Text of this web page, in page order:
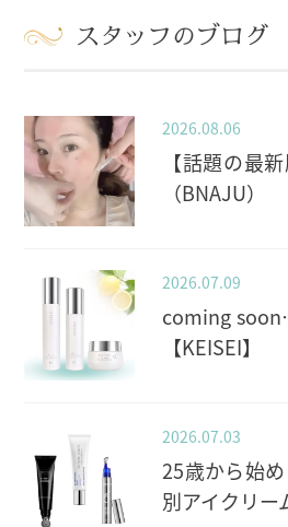
スタッフのブログ
2026.08.06
【話題の最
（BNAJU）
2026.07.09
coming
【KEISEI】
2026.07.03
25歳から始
別アイクリー